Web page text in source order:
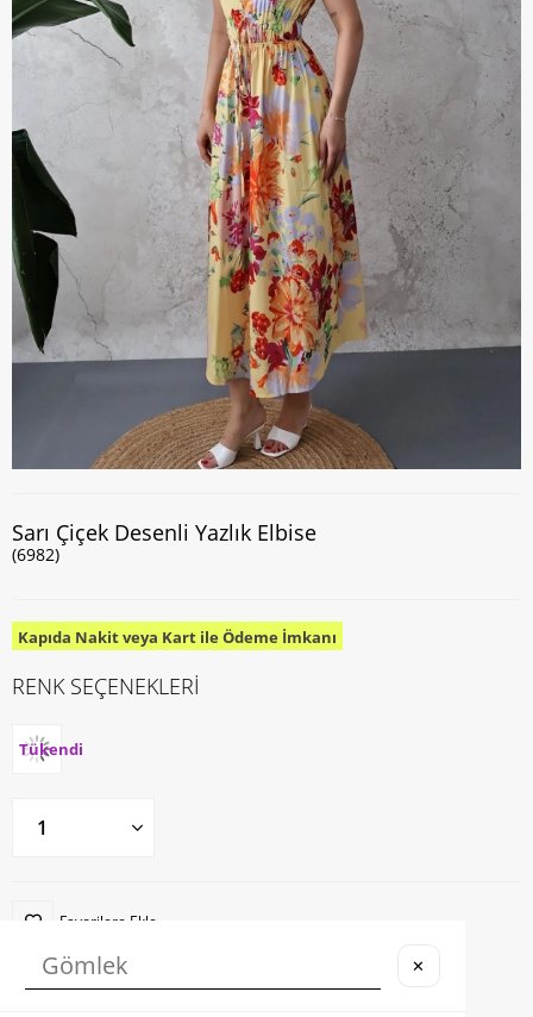
Sarı Çiçek Desenli Yazlık Elbise
(6982)
Kapıda Nakit veya Kart ile Ödeme İmkanı
RENK SEÇENEKLERİ
Tükendi
Favorilere Ekle
Karşılaştır ✕